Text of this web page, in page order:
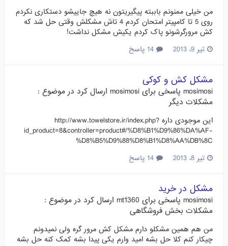
من خیلی ممنونم باببته پیگیریتون نه هیچ جاییشو دستکاری نکردم
روی 5 تا کامپیتر امتحان کردم 4 تاش مشکلش وقتی حل شد که
کش مرورگرشونو پاک کردم یکیش مشکل نداشت!
تیر 9، 2013
مشکل کش و کوکی
mosimosi پاسخی برای mosimosi ارسال کرد در موضوع :
مشکلات دیگر
این موجودی داره http://www.towelstore.ir/index.php?
id_product=8&controller=product#/%D8%B1%D9%86%DA%AF-
%D8%B5%D9%88%D8%B1%D8%AA%DB%8C
تیر 8، 2013
مشکل در خرید
mosimosi پاسخی برای mt1360 ارسال کرد در موضوع :
مشکلات بخش فروشگاهی
من هم همین مشکلو دارم مشکل کش مرور گره ولی نمیدونم
چیکار کنم کلا حل بشه امید وارم یکی پیدا بشه کمک کنه حل بشه